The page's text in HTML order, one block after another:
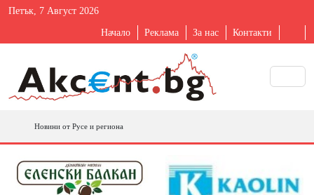
Петък, 7 Август 2026
Начало Реклама За нас Контакти
Новини от Русе и региона